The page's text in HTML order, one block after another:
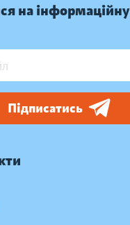
на інформаційну
Підписатись